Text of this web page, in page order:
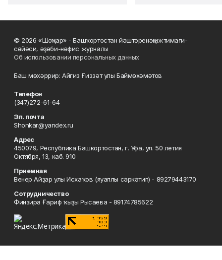
© 2026 «Шоңҡар» - Башҡортостан йәштәренәң ижтимағи-
сәйәси, әҙәби-нәфис журналы
Об использовании персональных данных
Баш мөхәррир: Айгиз Ғиззәт улы Баймөхәмәтов
Телефон
(347)272-61-64
Эл. почта
Shonkar@yandex.ru
Адрес
450079, Республика Башкортостан, г. Уфа, ул. 50 летия
Октября, 13, каб. 910
Приемная
Венер Айҙар улы Исхаҡов (яуаплы сәркәтип) - 89279443170
Сотрудничество
Финзира Ғариф ҡыҙы Рысаева - 89174785622